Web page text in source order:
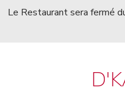
Le Restaurant sera fermé